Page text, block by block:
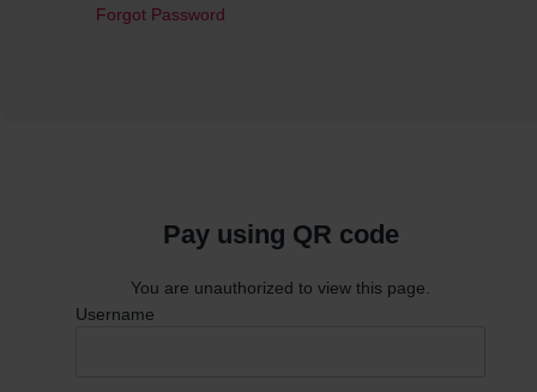
Forgot Password
Pay using QR code
You are unauthorized to view this page.
Username